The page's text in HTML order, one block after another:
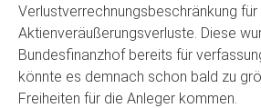
Verlustverrechnungsbeschränkung für
Aktienveräußerungsverluste. Diese
Bundesfinanzhof bereits für
könnte es demnach schon bald zu
Freiheiten für die Anleger kommen.